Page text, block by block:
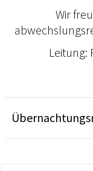
Wir
Leitung: